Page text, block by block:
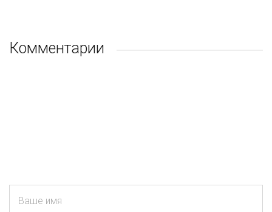
Комментарии
Ваше имя